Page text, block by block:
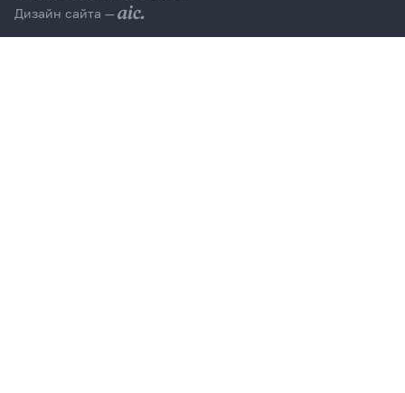
Дизайн сайта —